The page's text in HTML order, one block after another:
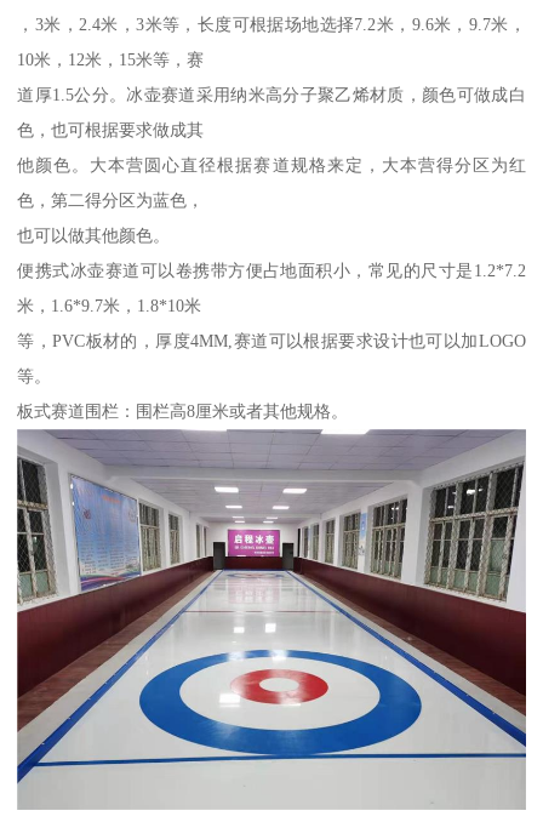
，3米，2.4米，3米等，长度可根据场地选择7.2米，9.6米，9.7米，
10米，12米，15米等，赛
道厚1.5公分。冰壶赛道采用纳米高分子聚乙烯材质，颜色可做成白
色，也可根据要求做成其
他颜色。大本营圆心直径根据赛道规格来定，大本营得分区为红
色，第二得分区为蓝色，
也可以做其他颜色。
便携式冰壶赛道可以卷携带方便占地面积小，常见的尺寸是1.2*7.2
米，1.6*9.7米，1.8*10米
等，PVC板材的，厚度4MM,赛道可以根据要求设计也可以加LOGO
等。
板式赛道围栏：围栏高8厘米或者其他规格。